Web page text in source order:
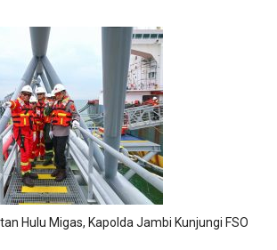
Hulu Migas, Kapolda Jambi Kunjungi FSO